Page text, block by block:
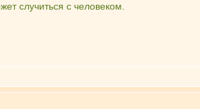
случиться с человеком.